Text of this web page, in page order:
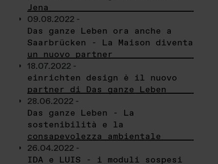
Jena
09.08.2022 -
Das ganze Leben ora anche a
Saarbrücken - La Maison diventa
un nuovo partner
18.07.2022 -
einrichten design è il nuovo
partner di Das ganze Leben
28.06.2022 -
Das ganze Leben - La
sostenibilità e la
consapevolezza ambientale
26.04.2022 -
IDA e LUIS - i moduli sospesi